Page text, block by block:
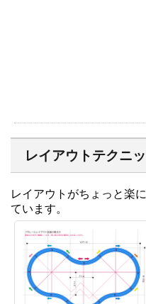
レイアウトテクニ
レイアウトがちょっと楽
ています。